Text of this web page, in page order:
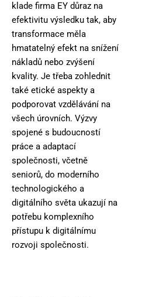
klade firma EY důraz na
efektivitu výsledku tak, aby
transformace měla
hmatatelný efekt na snížení
nákladů nebo zvýšení
kvality. Je třeba zohlednit
také etické aspekty a
podporovat vzdělávání na
všech úrovních. Výzvy
spojené s budoucností
práce a adaptací
společnosti, včetně
seniorů, do moderního
technologického a
digitálního světa ukazují na
potřebu komplexního
přístupu k digitálnímu
rozvoji společnosti.